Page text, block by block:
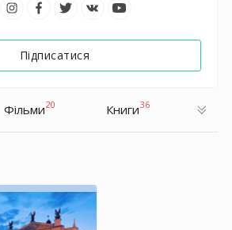
Підписатися
Фільми20 Книги36